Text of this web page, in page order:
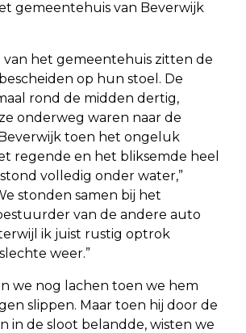
gemeentehuis van Beverwijk
van het gemeentehuis zitten de
op hun stoel. De
rond de midden dertig,
onderweg waren naar de
toen het ongeluk
regende en het bliksemde heel
volledig onder water,”
stonden samen bij het
van de andere auto
ik juist rustig optrok
weer.”
we nog lachen toen we hem
slippen. Maar toen hij door de
in de sloot belandde, wisten we